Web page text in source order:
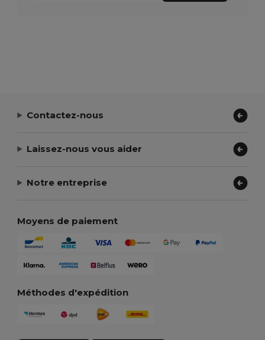
Contactez-nous
Laissez-nous vous aider
Notre entreprise
Moyens de paiement
Méthodes d'expédition